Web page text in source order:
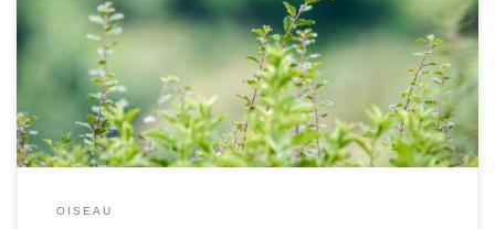
OISEAU